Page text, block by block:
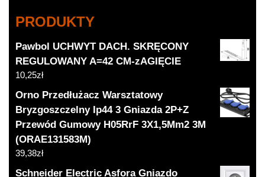
PRODUKTY
Pawbol UCHWYT DACH. SKRĘCONY
REGULOWANY A=42 CM-zAGIĘCIE
10,25zł
Orno Przedłużacz Warsztatowy
Bryzgoszczelny Ip44 3 Gniazda 2P+Z
Przewód Gumowy H05RrF 3X1,5Mm2 3M
(ORAE131583M)
39,38zł
Schneider Electric Asfora Gniazdo